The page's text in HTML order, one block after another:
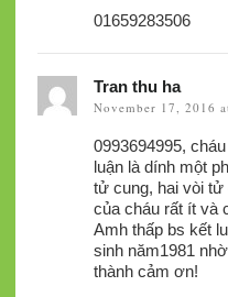
01659283506
Tran thu ha
November 17, 2016
0993694995,
luận là dính một
tử cung, hai vòi tử
của cháu rất ít và
Amh thấp bs kết
sinh năm1981
thành cảm ơn!